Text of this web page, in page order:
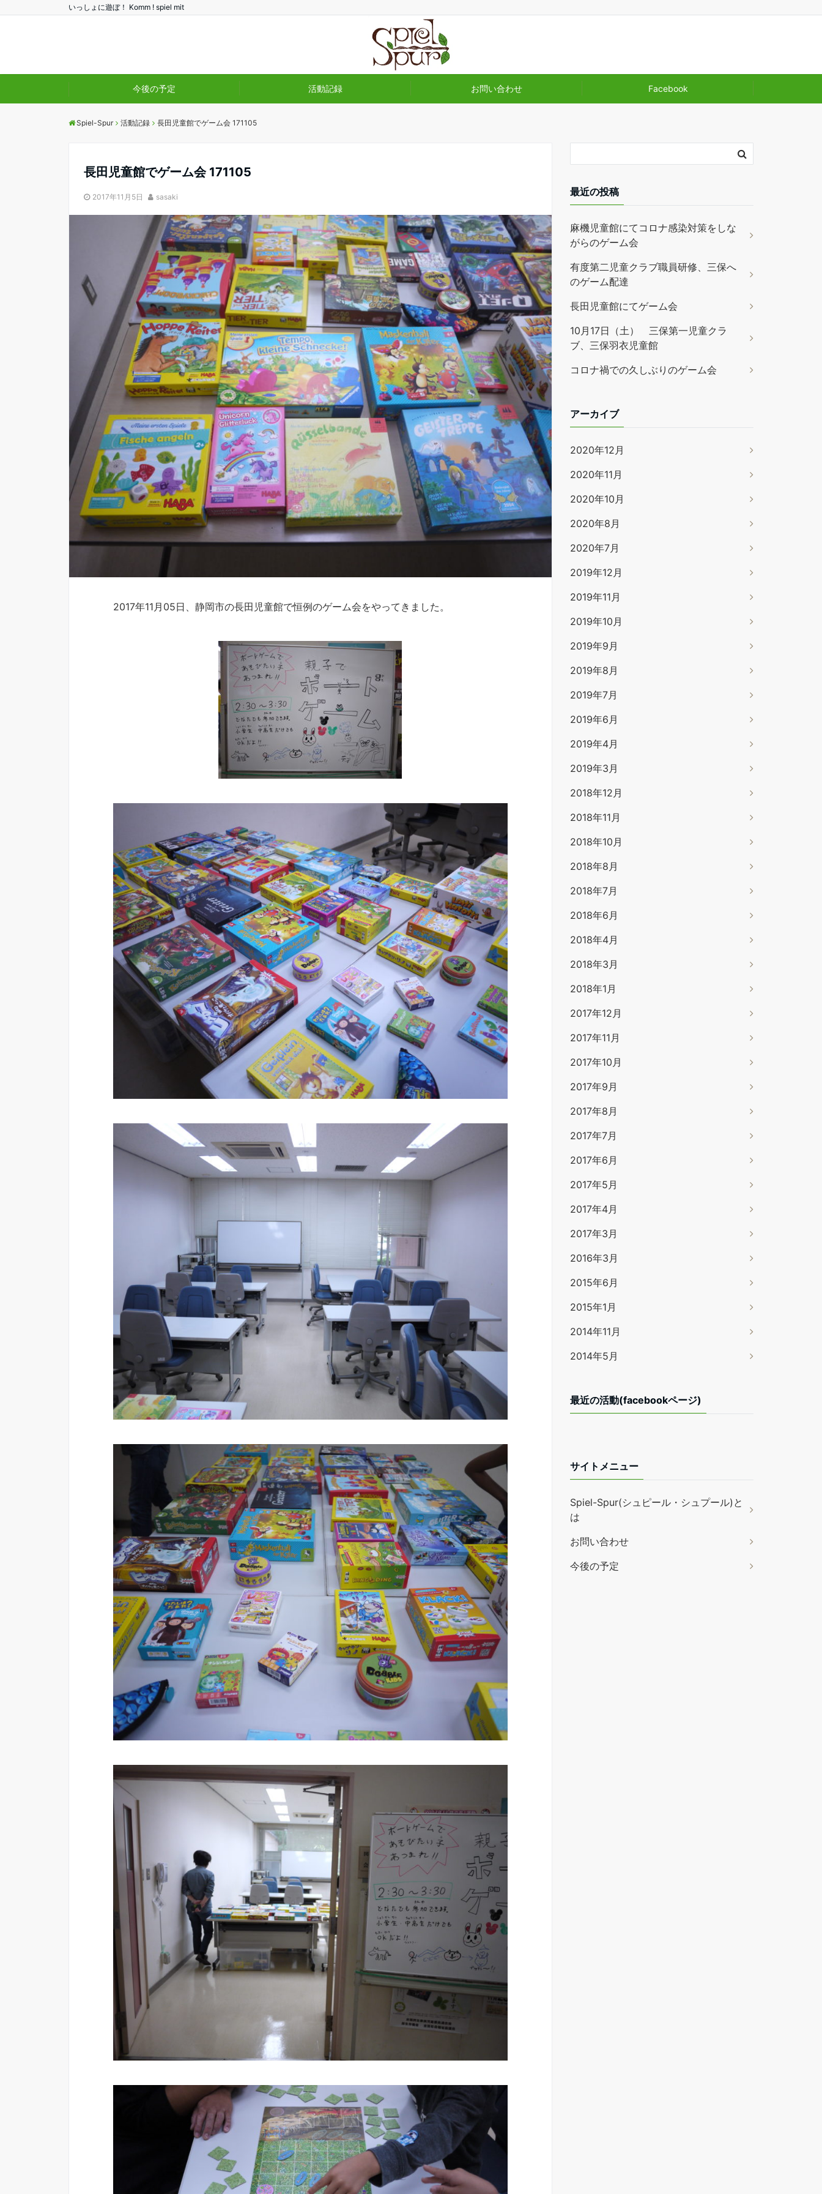
いっしょに遊ぼ！ Komm ! spiel mit
今後の予定 活動記録 お問い合わせ Facebook
Spiel-Spur 活動記録 長田児童館でゲーム会 171105
長田児童館でゲーム会 171105
2017年11月5日 sasaki
2017年11月05日、静岡市の長田児童館で恒例のゲーム会をやってきました。
最近の投稿
麻機児童館にてコロナ感染対策をしな
がらのゲーム会
有度第二児童クラブ職員研修、三保へ
のゲーム配達
長田児童館にてゲーム会
10月17日（土） 三保第一児童クラ
ブ、三保羽衣児童館
コロナ禍での久しぶりのゲーム会
アーカイブ
2020年12月
2020年11月
2020年10月
2020年8月
2020年7月
2019年12月
2019年11月
2019年10月
2019年9月
2019年8月
2019年7月
2019年6月
2019年4月
2019年3月
2018年12月
2018年11月
2018年10月
2018年8月
2018年7月
2018年6月
2018年4月
2018年3月
2018年1月
2017年12月
2017年11月
2017年10月
2017年9月
2017年8月
2017年7月
2017年6月
2017年5月
2017年4月
2017年3月
2016年3月
2015年6月
2015年1月
2014年11月
2014年5月
最近の活動(facebookページ)
サイトメニュー
Spiel-Spur(シュピール・シュプール)と
は
お問い合わせ
今後の予定